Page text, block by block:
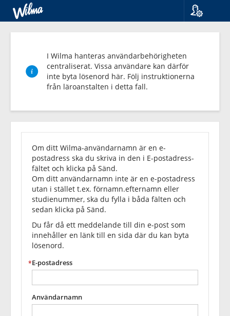
I Wilma hanteras användarbehörigheten
centraliserat. Vissa användare kan därför
inte byta lösenord här. Följ instruktionerna
från läroanstalten i detta fall.
Glömt
lösenordet?
Om ditt Wilma-användarnamn är en e-
postadress ska du skriva in den i E-postadress-
fältet och klicka på Sänd.
Om ditt användarnamn inte är en e-postadress
utan i stället t.ex. förnamn.efternamn eller
studienummer, ska du fylla i båda fälten och
sedan klicka på Sänd.
Du får då ett meddelande till din e-post som
innehåller en länk till en sida där du kan byta
lösenord.
E-postadress
Användarnamn